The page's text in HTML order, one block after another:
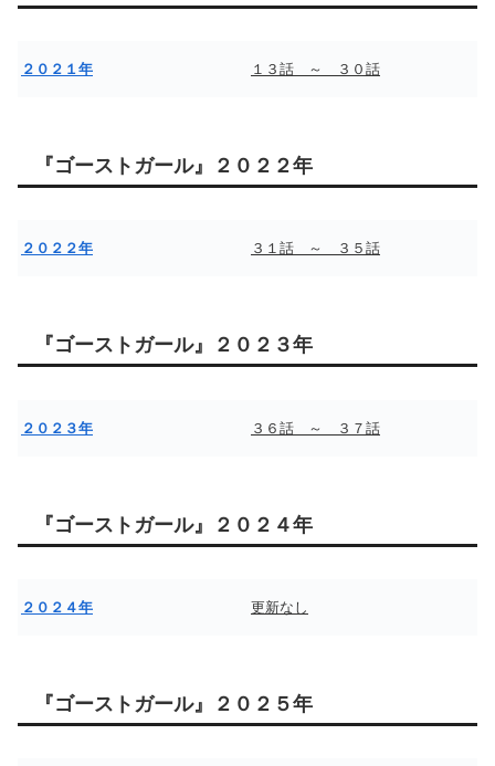
２０２１年 １３話 ～ ３０話
『ゴーストガール』２０２２年
２０２２年 ３１話 ～ ３５話
『ゴーストガール』２０２３年
２０２３年 ３６話 ～ ３７話
『ゴーストガール』２０２４年
２０２４年 更新なし
『ゴーストガール』２０２５年